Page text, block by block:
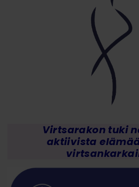
Virtsarakon tuki
aktiivista